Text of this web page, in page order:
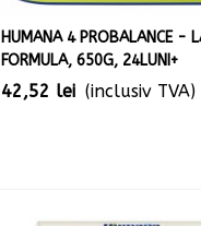
HUMANA 4 PROBALANCE -
FORMULA, 650G, 24LUNI+
42,52 lei (inclusiv TVA)